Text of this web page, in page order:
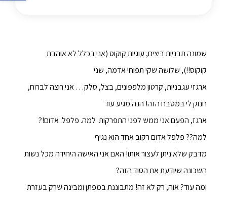
שמונה תבניות ביצים, עוגיות קוקוס (אני בכלל לא אוהבת
קוקוס!!), שלושה שקי תפוחי אדמה, שני
ארגזי עגבניות, קרטון מלפפונים, בצל, סלק… אני רוצה לברוח,
חנוק לי במטבח הזה! הנה מגיע עוד
ארגז, הפעם אני ממש לפני התפרקות. למה. פלפל. אדום!?
למה?? פלפל אדום רקוב אחד הוא נגיף
מדבק שלא ניתן לעצור אותו! האם אני האישה היחידה מכל נשות
השכונה שיודעת את הסוד הזה?
ומה עוד? אוה, רק לא זה! מתבוננת במפתן ומבינה שרק בעזרת